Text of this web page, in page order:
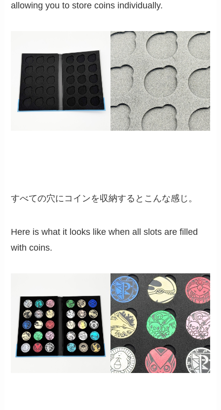
allowing you to store coins individually.
すべての穴にコインを収納するとこんな感じ。
Here is what it looks like when all slots are filled
with coins.